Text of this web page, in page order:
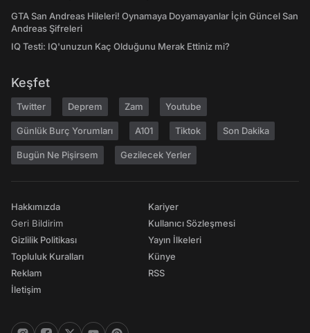
GTA San Andreas Hileleri! Oynamaya Doyamayanlar İçin Güncel San
Andreas Şifreleri
IQ Testi: IQ'unuzun Kaç Olduğunu Merak Ettiniz mi?
Keşfet
Twitter Deprem Zam Youtube
Günlük Burç Yorumları A101 Tiktok Son Dakika
Bugün Ne Pişirsem Gezilecek Yerler
Hakkımızda
Geri Bildirim
Gizlilik Politikası
Topluluk Kuralları
Reklam
İletişim
Kariyer
Kullanıcı Sözleşmesi
Yayın İlkeleri
Künye
RSS